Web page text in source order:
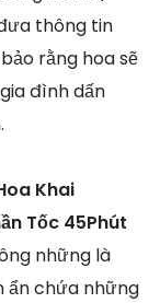
thông tin
rằng hoa sẽ
đình dấn
Khai
Tốc 45Phút
những là
ẩn chứa những